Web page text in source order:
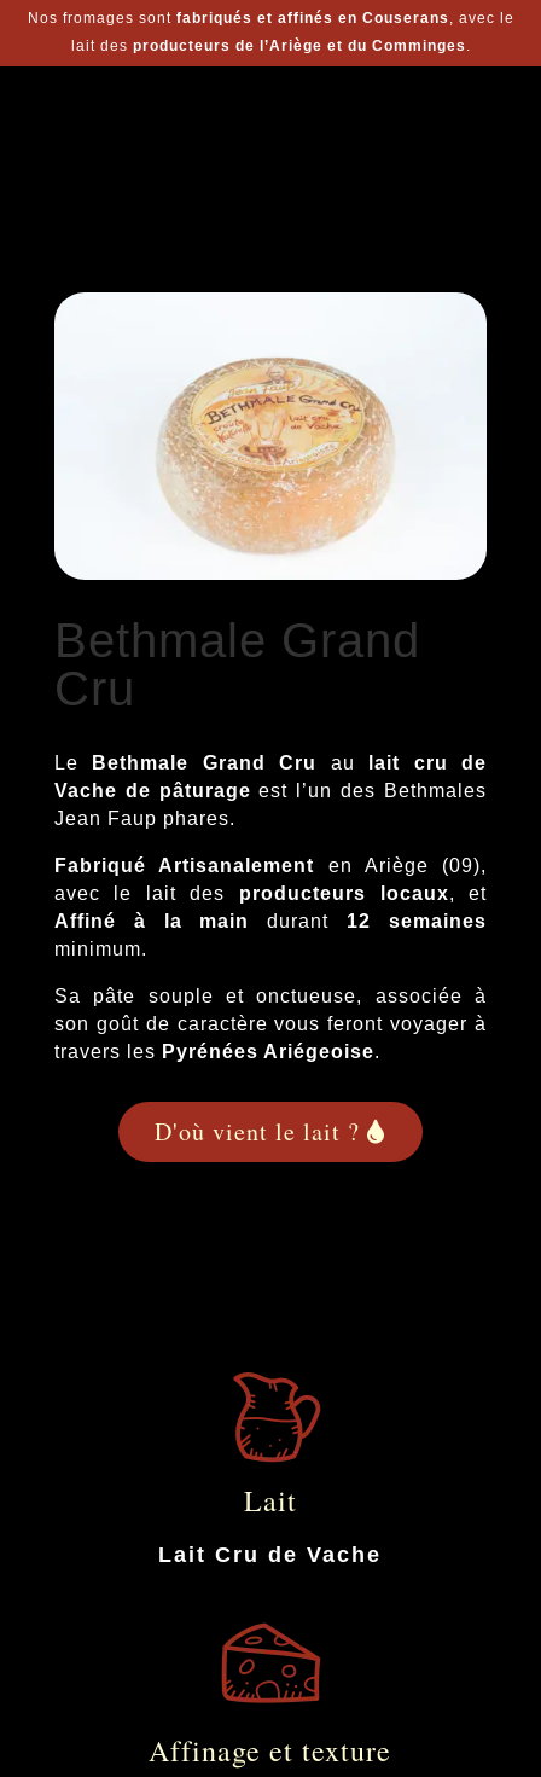
Nos fromages sont fabriqués et affinés en Couserans , avec le
lait des producteurs de l’Ariège et du Comminges .
Bethmale Grand
Cru
Le Bethmale Grand Cru au
lait cru de
Vache de pâturage est l’un des Bethmales
Jean Faup phares.
Fabriqué Artisanalement en Ariège (09),
avec le lait des producteurs locaux, et
Affiné à la main
durant 12 semaines
minimum.
Sa pâte souple et onctueuse, associée à
son goût de caractère vous feront voyager à
travers les Pyrénées Ariégeoise.
D'où vient le lait ?
Lait
Lait Cru de Vache
Affinage et texture